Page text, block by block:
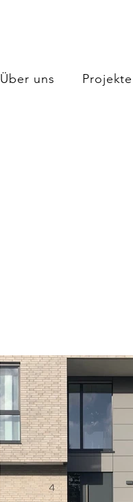
Über uns Projekte